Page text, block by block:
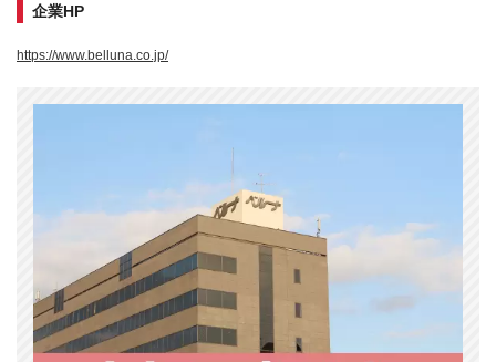
企業HP
https://www.belluna.co.jp/